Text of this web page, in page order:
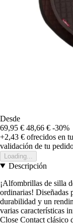
Desde
69,95 € 48,66 € -30%
+2,43 € ofrecidos en
validación de tu
Loading...
Descripción
¡Alfombrillas de silla
ordinarias! Diseñadas
durabilidad y un
varias características
Close Contact clásico